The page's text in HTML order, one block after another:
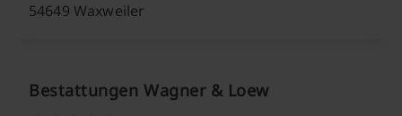
54649 Waxweiler
Bestattungen Wagner & Loew